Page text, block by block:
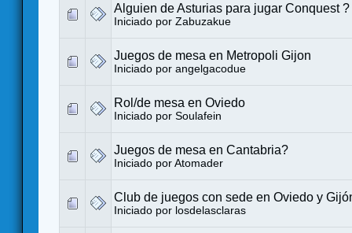
Alguien de Asturias para jugar Conquest ?
Iniciado por Zabuzakue
Juegos de mesa en Metropoli Gijon
Iniciado por angelgacodue
Rol/de mesa en Oviedo
Iniciado por Soulafein
Juegos de mesa en Cantabria?
Iniciado por Atomader
Club de juegos con sede en Oviedo y
Iniciado por losdelasclaras